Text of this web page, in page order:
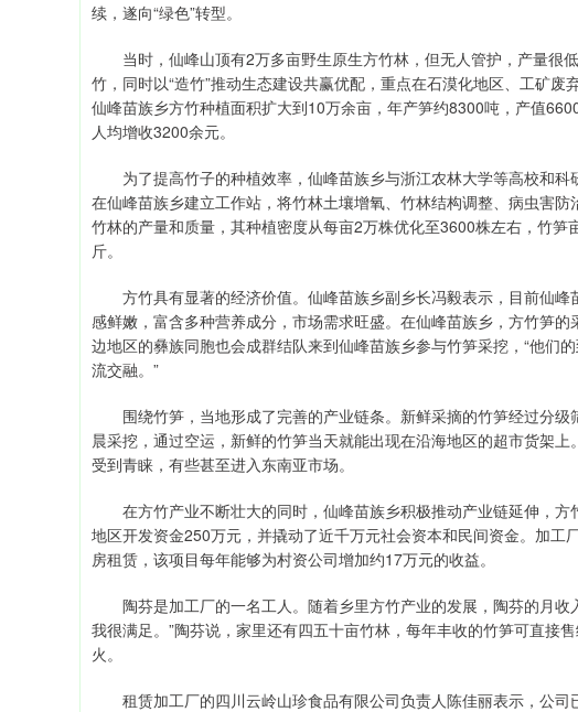
续，遂向“绿色”转型。
当时，仙峰山顶有2万多亩野生原生方竹林，但无人管护，产量很
竹，同时以“造竹”推动生态建设共赢优配，重点在石漠化地区、工矿废
仙峰苗族乡方竹种植面积扩大到10万余亩，年产笋约8300吨，产值
人均增收3200余元。
为了提高竹子的种植效率，仙峰苗族乡与浙江农林大学等高校和科
在仙峰苗族乡建立工作站，将竹林土壤增氧、竹林结构调整、病虫害
竹林的产量和质量，其种植密度从每亩2万株优化至3600株左右，竹
斤。
方竹具有显著的经济价值。仙峰苗族乡副乡长冯毅表示，目前仙峰
感鲜嫩，富含多种营养成分，市场需求旺盛。在仙峰苗族乡，方竹笋
边地区的彝族同胞也会成群结队来到仙峰苗族乡参与竹笋采挖，“他们
流交融。”
围绕竹笋，当地形成了完善的产业链条。新鲜采摘的竹笋经过分级
晨采挖，通过空运，新鲜的竹笋当天就能出现在沿海地区的超市货架
受到青睐，有些甚至进入东南亚市场。
在方竹产业不断壮大的同时，仙峰苗族乡积极推动产业链延伸，方
地区开发资金250万元，并撬动了近千万元社会资本和民间资金。加
房租赁，该项目每年能够为村资公司增加约17万元的收益。
陶芬是加工厂的一名工人。随着乡里方竹产业的发展，陶芬的月收
我很满足。”陶芬说，家里还有四五十亩竹林，每年丰收的竹笋可直接
火。
租赁加工厂的四川云岭山珍食品有限公司负责人陈佳丽表示，公司